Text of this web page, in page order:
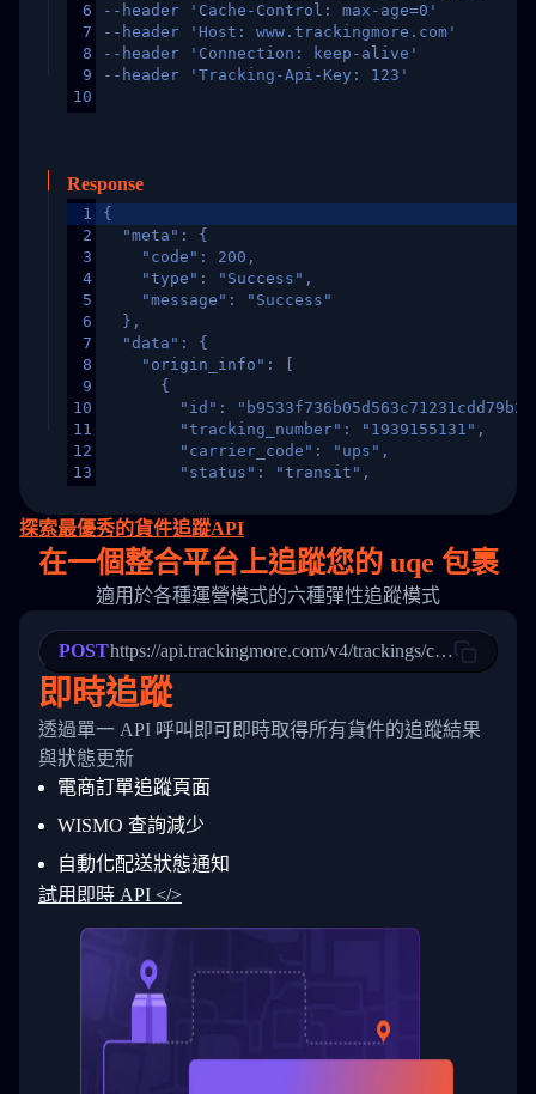
6
7
8
9
10
--header 'Cache-Control: max-age=0'
--header 'Host: www.trackingmore.com'
--header 'Connection: keep-alive'
--header 'Tracking-Api-Key: 123'
Response
1
2
3
4
5
6
7
8
9
10
11
12
13
15
16
17
21
23
24
25
26
27
28
29
31
32
33
34
{
  "meta": {
    "code": 200,
    "type": "Success",
    "message": "Success"
  },
  "data": {
    "origin_info": [
      {
"id":
        "tracking_number": "1939155131",
        "carrier_code": "ups",
        "status": "transit",
"destination_country": "United
        "itemTimeLength": 2,
        "weblink": "",
        "phone": null,
        "trackinfo": [
            "Date": "2017-03-08 04: 22: 00",
"StatusDescription": "Departed
"Details": "Departed Facility
          },
          {
            "Date": "2017-03-06 15:28:00",
"StatusDescription": "Shipment
"Details": "BEIJING-
          }
        ]
      }
    ]
  }
}
探索最優秀的貨件追蹤API
在一個整合平台上追蹤您的 uqe 包裹
適用於各種運營模式的六種彈性追蹤模式
POSThttps://api.trackingmore.com/v4/trackings/create
即時追蹤
透過單一 API 呼叫即可即時取得所有貨件的追蹤結果
與狀態更新
電商訂單追蹤頁面
WISMO 查詢減少
自動化配送狀態通知
試用即時 API </>